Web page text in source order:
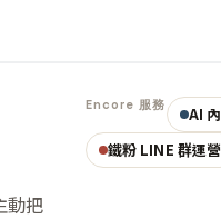
動把
Encore 服務
AI
鐵粉 LINE 群運營